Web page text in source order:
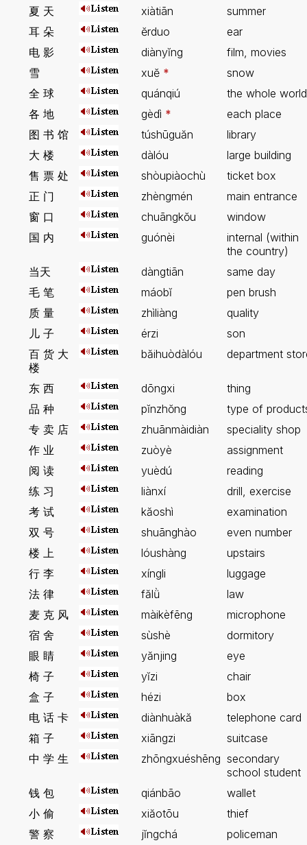
夏 天
xiàtiān
summer
耳 朵
ĕrduo
ear
电 影
diànyĭng
film, movies
雪
xuĕ *
snow
全 球
quánqiú
the whole world
各 地
gèdì *
each place
图 书 馆
túshūguăn
library
大 楼
dàlóu
large building
售 票 处
shòupiàochù
ticket box
正 门
zhèngmén
main entrance
窗 口
chuāngkŏu
window
国 内
guónèi
internal (within
the country)
当天
dàngtiān
same day
毛 笔
máobĭ
pen brush
质 量
zhìliàng
quality
儿 子
érzi
son
百 货 大
楼
băihuòdàlóu department
东 西 dōngxi
thing
品 种
pĭnzhŏng
type of
专 卖 店
zhuānmàidiàn
speciality shop
作 业
zuòyè
assignment
阅 读
yuèdú
reading
练 习
liànxí
drill, exercise
考 试
kăoshì
examination
双 号
shuānghào
even number
楼 上
lóushàng
upstairs
行 李
xíngli
luggage
法 律
fălǜ
law
麦 克 风
màikèfēng
microphone
宿 舍
sùshè
dormitory
眼 睛
yănjing
eye
椅 子
yĭzi
chair
盒 子
hézi
box
电 话 卡
diànhuàkă
telephone card
箱 子
xiāngzi
suitcase
中 学 生
zhōngxuéshēng secondary
school student
钱 包
qiánbāo
wallet
小 偷
xiăotōu
thief
警 察
jĭngchá policeman